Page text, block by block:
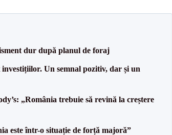
dur după planul de foraj
Un semnal pozitiv, dar și un
„România trebuie să revină la creștere
este într-o situație de forță majoră”